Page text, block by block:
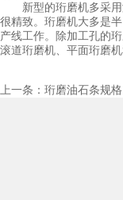
新型的珩磨机多采用
很精致。珩磨机大多是
产线工作。除加工孔的
滚道珩磨机、平面珩磨机
上一条： 珩磨油石条规格